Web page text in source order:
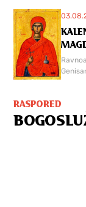
RASPORED